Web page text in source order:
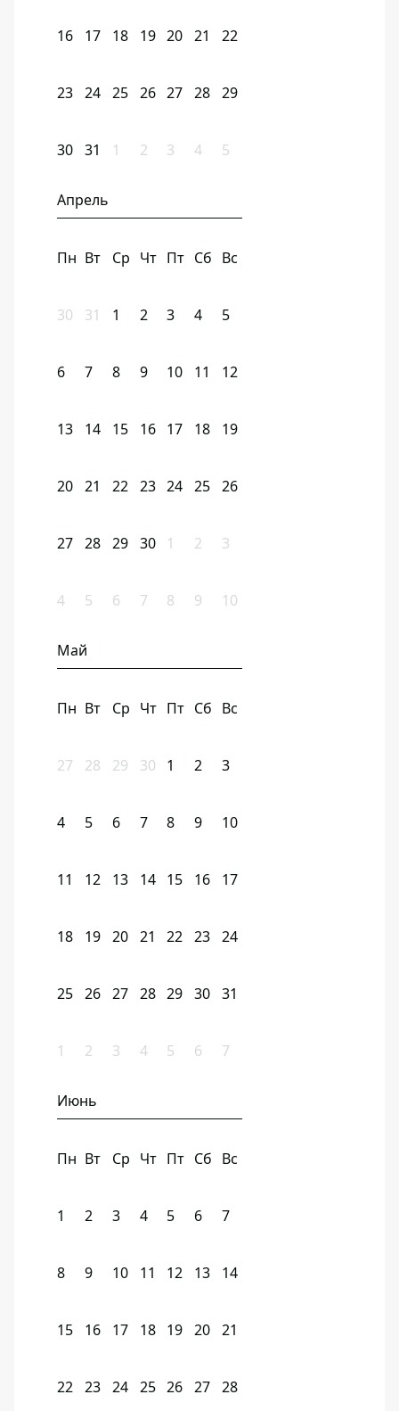
16 17 18 19 20 21 22
23 24 25 26 27 28 29
30 31 1 2 3 4 5
Апрель
Пн Вт Ср Чт Пт Сб Вс
30 31 1 2 3 4 5
6 7 8 9 10 11 12
13 14 15 16 17 18 19
20 21 22 23 24 25 26
27 28 29 30 1 2 3
4 5 6 7 8 9 10
Май
Пн Вт Ср Чт Пт Сб Вс
27 28 29 30 1 2 3
4 5 6 7 8 9 10
11 12 13 14 15 16 17
18 19 20 21 22 23 24
25 26 27 28 29 30 31
1 2 3 4 5 6 7
Июнь
Пн Вт Ср Чт Пт Сб Вс
1 2 3 4 5 6 7
8 9 10 11 12 13 14
15 16 17 18 19 20 21
22 23 24 25 26 27 28